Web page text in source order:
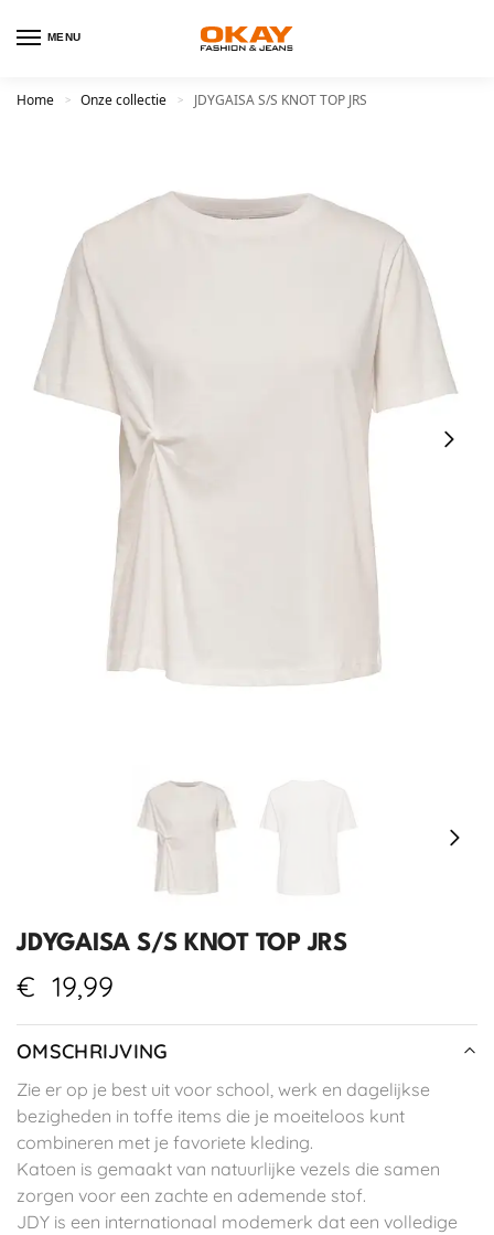
MENU
Home > Onze collectie > JDYGAISA S/S KNOT TOP JRS
JDYGAISA S/S KNOT TOP JRS
€ 19,99
OMSCHRIJVING
Zie er op je best uit voor school, werk en dagelijkse
bezigheden in toffe items die je moeiteloos kunt
combineren met je favoriete kleding.
Katoen is gemaakt van natuurlijke vezels die samen
zorgen voor een zachte en ademende stof.
JDY is een internationaal modemerk dat een volledige